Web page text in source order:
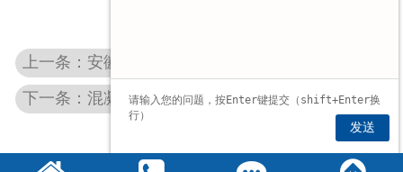
下一条：混凝土双T板与钢屋面对比 工程采购成本参考
发送